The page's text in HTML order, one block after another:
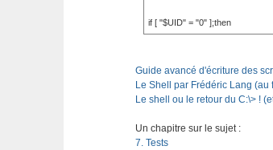
if [ "$UID" = "0" ];then
Guide avancé d'écriture des
Le Shell par Frédéric Lang (au
Le shell ou le retour du C:\> !
Un chapitre sur le sujet :
7. Tests